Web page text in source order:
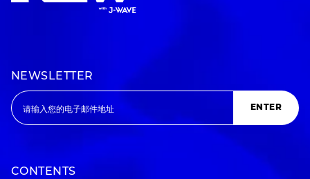
NEWSLETTER
ENTER
CONTENTS